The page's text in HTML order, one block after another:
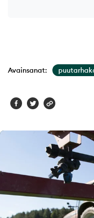
Avainsanat: